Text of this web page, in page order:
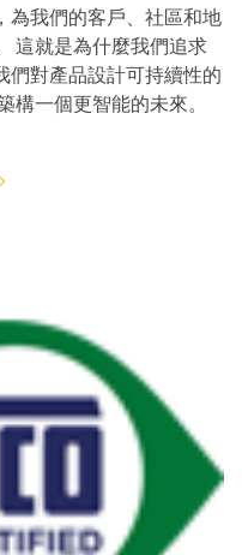
為我們的客戶、社區和地
這就是為什麼我們追求
們對產品設計可持續性的
一個更智能的未來。